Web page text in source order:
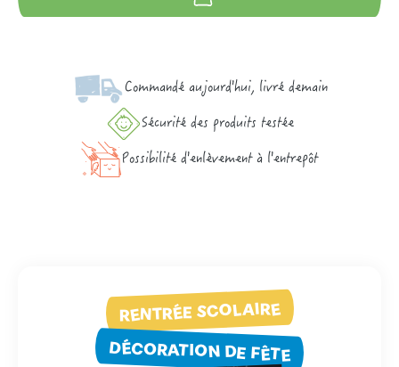
Commandé aujourd'hui, livré demain
Sécurité des produits testée
Possibilité d'enlèvement à l'entrepôt
RENTRÉE SCOLAIRE
DÉCORATION DE FÊTE